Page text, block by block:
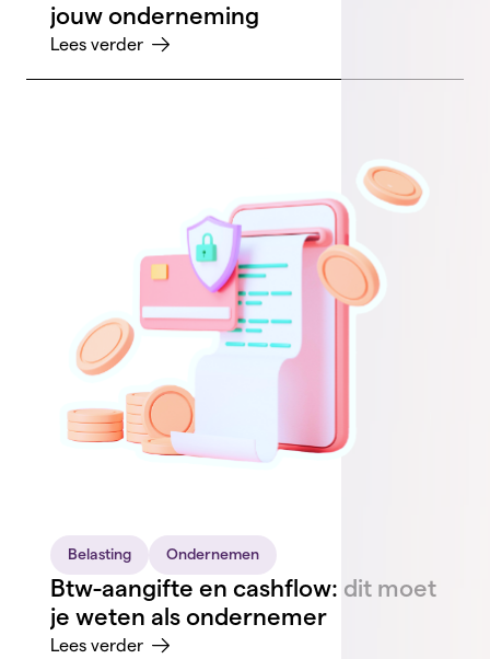
jouw onderneming
Lees verder
Belasting Ondernemen
Btw-aangifte en cashflow: dit moet
je weten als ondernemer
Lees verder